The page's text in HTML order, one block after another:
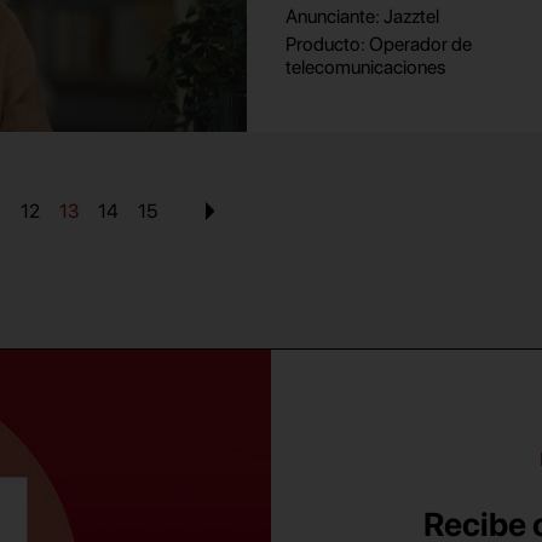
Anunciante: Jazztel
Producto: Operador de
telecomunicaciones
12 13 14 15
Recibe